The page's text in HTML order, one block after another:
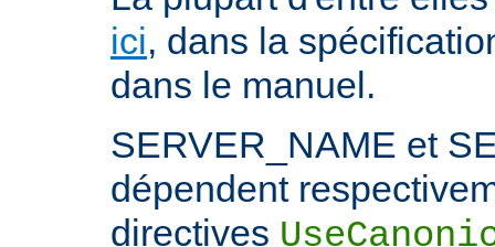
ici, dans la
dans le manuel.
SERVER_NAME et
dépendent
directives